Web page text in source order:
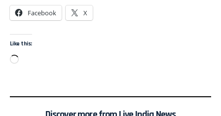
Facebook X
Like this: